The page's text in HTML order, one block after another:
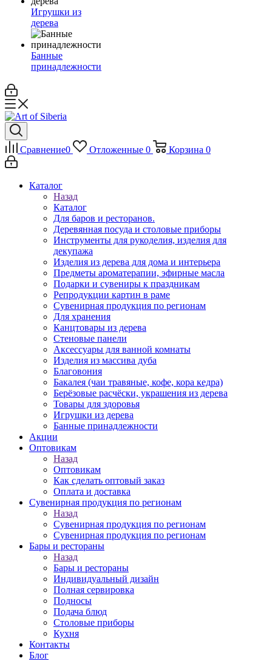
Игрушки из
дерева
Банные
принадлежности
Сравнение0 Отложенные 0 Корзина 0
Каталог
Назад
Каталог
Для баров и ресторанов.
Деревянная посуда и столовые приборы
Инструменты для рукоделия, изделия для
декупажа
Изделия из дерева для дома и интерьера
Предметы ароматерапии, эфирные масла
Подарки и сувениры к праздникам
Репродукции картин в раме
Сувенирная продукция по регионам
Для хранения
Канцтовары из дерева
Стеновые панели
Аксессуары для ванной комнаты
Изделия из массива дуба
Благовония
Бакалея (чаи травяные, кофе, кора кедра)
Берёзовые расчёски, украшения из дерева
Товары для здоровья
Игрушки из дерева
Банные принадлежности
Акции
Оптовикам
Назад
Оптовикам
Как сделать оптовый заказ
Оплата и доставка
Сувенирная продукция по регионам
Назад
Сувенирная продукция по регионам
Сувенирная продукция по регионам
Бары и рестораны
Назад
Бары и рестораны
Индивидуальный дизайн
Полная сервировка
Подносы
Подача блюд
Столовые приборы
Кухня
Контакты
Блог